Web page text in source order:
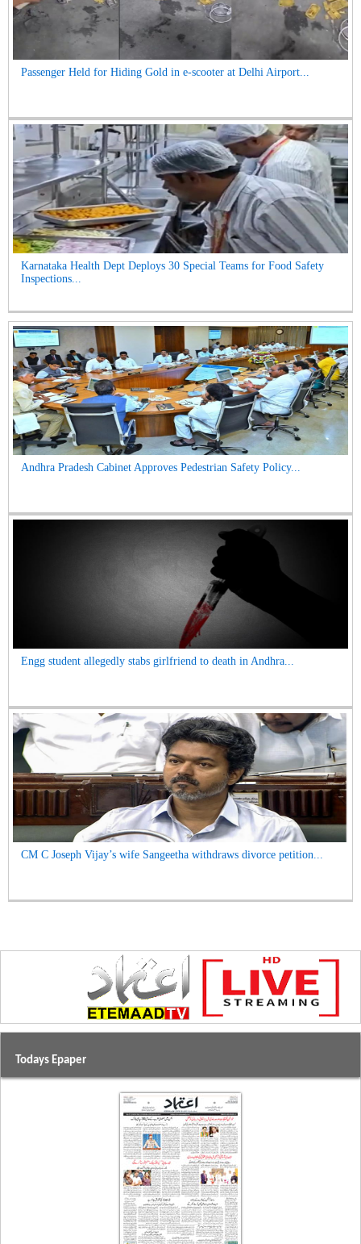
Passenger Held for Hiding Gold in e-scooter at Delhi Airport...
Karnataka Health Dept Deploys 30 Special Teams for Food Safety
Inspections...
Andhra Pradesh Cabinet Approves Pedestrian Safety Policy...
Engg student allegedly stabs girlfriend to death in Andhra...
CM C Joseph Vijay’s wife Sangeetha withdraws divorce petition...
Todays Epaper